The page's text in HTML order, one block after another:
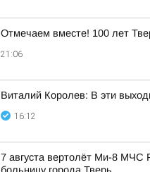
Отмечаем вместе! 100 лет
21:06
Виталий Королев: В эти
16:12
7 августа вертолёт Ми-8 МЧС